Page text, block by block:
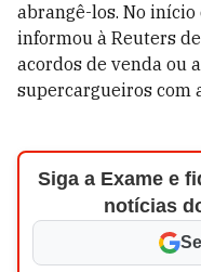
abrangê-los. No
informou à Reuters
acordos de venda ou
supercargueiros com
Siga a Exame e
notícias